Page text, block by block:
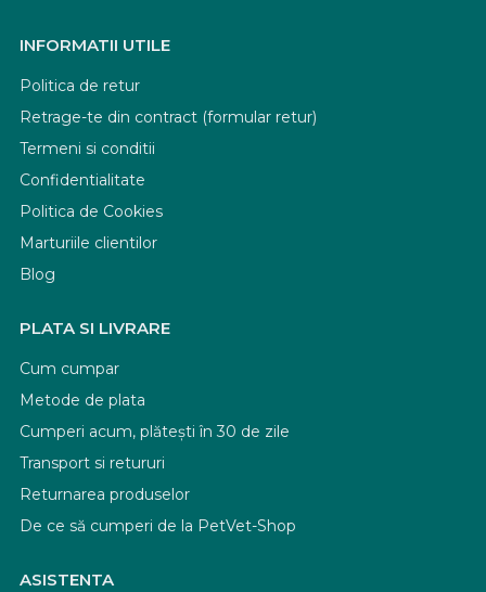
INFORMATII UTILE
Politica de retur
Retrage-te din contract (formular retur)
Termeni si conditii
Confidentialitate
Politica de Cookies
Marturiile clientilor
Blog
PLATA SI LIVRARE
Cum cumpar
Metode de plata
Cumperi acum, plătești în 30 de zile
Transport si retururi
Returnarea produselor
De ce să cumperi de la PetVet-Shop
ASISTENTA